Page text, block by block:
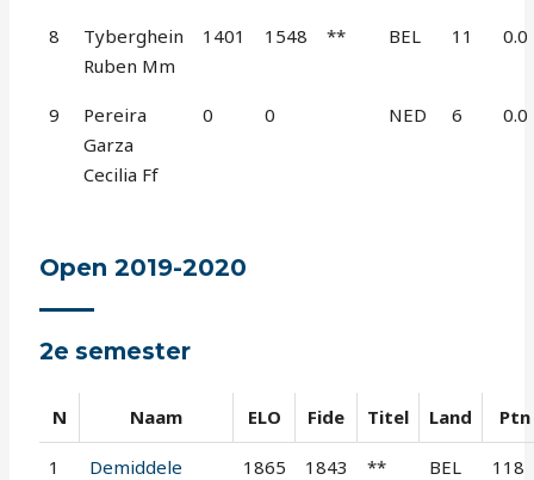
8
Tyberghein
Ruben Mm
1401 1548 ** BEL 11 0.0
9
Pereira
Garza
Cecilia Ff
0 0 NED 6 0.0
Open 2019-2020
2e semester
N Naam ELO Fide Titel Land Ptn
1
Demiddele
1865 1843 ** BEL 118